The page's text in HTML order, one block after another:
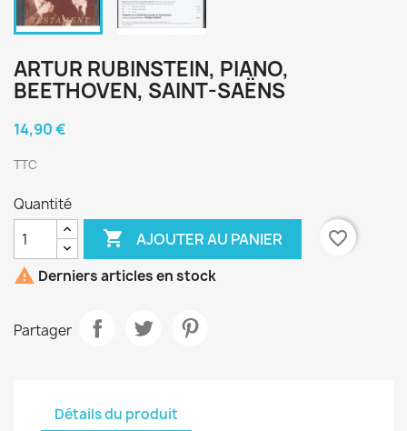
ARTUR RUBINSTEIN, PIANO,
BEETHOVEN, SAINT-SAËNS
14,90 €
TTC
Quantité
 AJOUTER AU PANIER
favorite_border
 Derniers articles en stock
Partager
Détails du produit